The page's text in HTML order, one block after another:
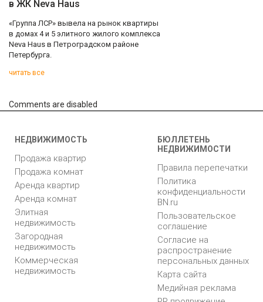
в ЖК Neva Haus
«Группа ЛСР» вывела на рынок квартиры
в домах 4 и 5 элитного жилого комплекса
Neva Haus в Петроградском районе
Петербурга.
читать все
Comments are disabled
НЕДВИЖИМОСТЬ
Продажа квартир
Продажа комнат
Аренда квартир
Аренда комнат
Элитная
недвижимость
Загородная
недвижимость
Коммерческая
недвижимость
БЮЛЛЕТЕНЬ
НЕДВИЖИМОСТИ
Правила перепечатки
Политика
конфиденциальности
BN.ru
Пользовательское
соглашение
Согласие на
распространение
персональных данных
Карта сайта
Медийная реклама